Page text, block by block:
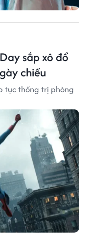
sắp xô đổ
chiếu
tục thống trị phòng